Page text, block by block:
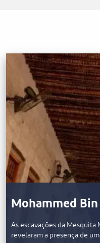
Mohammed
As escavações da
revelaram a presença de